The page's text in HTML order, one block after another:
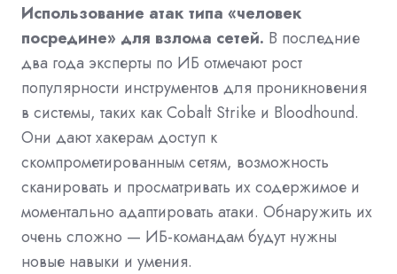
Использование атак типа «человек
посредине» для взлома сетей. В последние
два года эксперты по ИБ отмечают рост
популярности инструментов для проникновения
в системы, таких как Cobalt Strike и Bloodhound.
Они дают хакерам доступ к
скомпрометированным сетям, возможность
сканировать и просматривать их содержимое и
моментально адаптировать атаки. Обнаружить их
очень сложно — ИБ-командам будут нужны
новые навыки и умения.